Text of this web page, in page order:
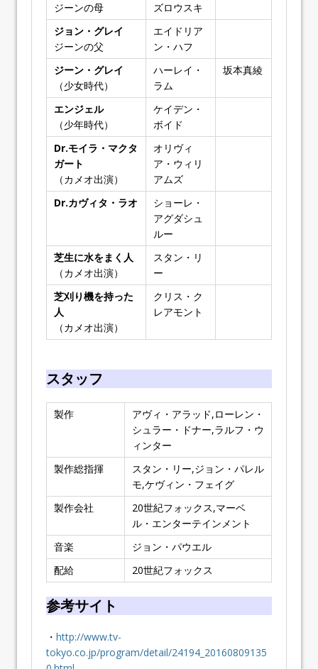
ジーンの母
ズロウスキ
ジョン・グレイ
ジーンの父
エイドリア
ン・ハフ
ジーン・グレイ
（少女時代）
ハーレイ・
ラム
坂本真綾
エンジェル
（少年時代）
ケイデン・
ボイド
Dr.モイラ・マクタ
ガート
（カメオ出演）
オリヴィ
ア・ウィリ
アムズ
Dr.カヴィタ・ラオ
ショーレ・
アグダシュ
ルー
芝生に水をまく人
（カメオ出演）
スタン・リ
ー
芝刈り機を持った
人
（カメオ出演）
クリス・ク
レアモント
スタッフ
製作
アヴィ・アラッド,ローレン・
シュラー・ドナー,ラルフ・ウ
ィンター
製作総指揮
スタン・リー,ジョン・パレル
モ,ケヴィン・フェイグ
製作会社
20世紀フォックス,マーベ
ル・エンターテインメント
音楽
ジョン・パウエル
配給
20世紀フォックス
参考サイト
・ http://www.tv-
tokyo.co.jp/program/detail/24194_20160809135